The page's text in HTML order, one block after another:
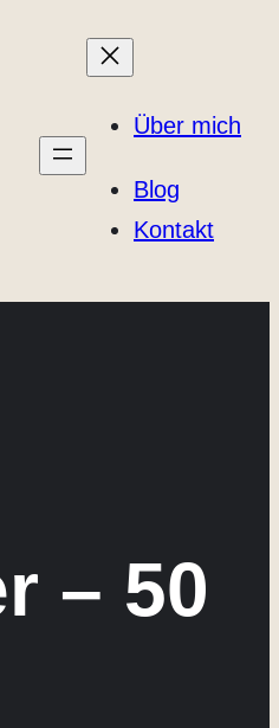
Über mich
Blog
Kontakt
– 50